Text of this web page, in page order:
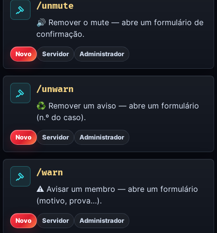
/unmute
🔊 Remover o mute — abre um formulário de
confirmação.
Novo Servidor Administrador
/unwarn
♻️ Remover um aviso — abre um formulário
(n.º do caso).
Novo Servidor Administrador
/warn
⚠️ Avisar um membro — abre um formulário
(motivo, prova…).
Novo Servidor Administrador